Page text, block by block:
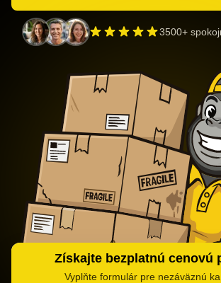
3500+
Získajte bezplatnú cenovú
Vyplňte formulár pre nezáväznú